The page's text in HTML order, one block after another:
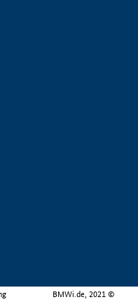
BMWi.de, 2021 ©